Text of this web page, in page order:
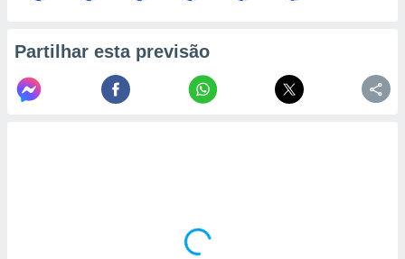
Partilhar esta previsão